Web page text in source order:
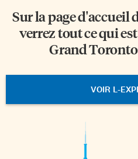
Sur la page d'accueil
verrez tout ce qui
Grand
VOIR L-